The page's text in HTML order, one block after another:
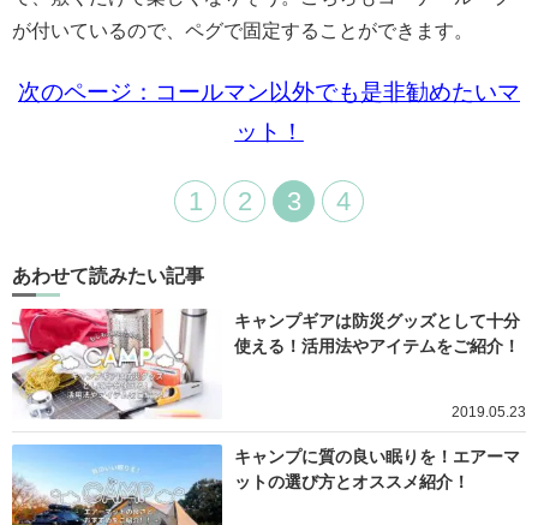
が付いているので、ペグで固定することができます。
次のページ：コールマン以外でも是非勧めたいマ
ット！
1 2 3 4
あわせて読みたい記事
キャンプギアは防災グッズとして十分
使える！活用法やアイテムをご紹介！
2019.05.23
キャンプに質の良い眠りを！エアーマ
ットの選び方とオススメ紹介！